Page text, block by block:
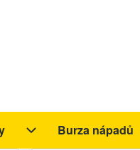
sub-navigation
Aktivity sub-navigation
Burza nápadů